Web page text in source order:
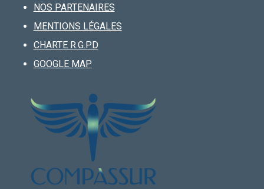
NOS PARTENAIRES
MENTIONS LÉGALES
CHARTE R.G.P.D
GOOGLE MAP